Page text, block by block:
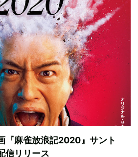
『麻雀放浪記2020』サント
信リリース